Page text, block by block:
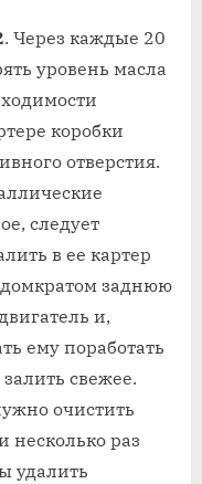
. Через каждые 20
уровень масла
коробки
отверстия.
следует
в ее картер
заднюю
и,
ему поработать
свежее.
очистить
несколько раз
удалить